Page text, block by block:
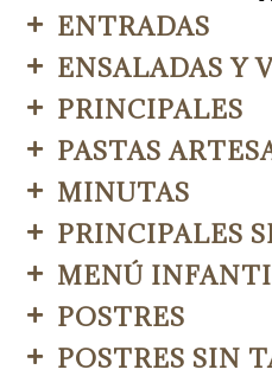
ENTRADAS
ENSALADAS Y
PRINCIPALES
PASTAS
MINUTAS
PRINCIPALES
MENÚ
POSTRES
POSTRES SIN